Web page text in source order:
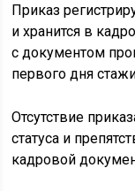
Приказ
и хранится в
с документом
первого дня
Отсутствие
статуса и
кадровой